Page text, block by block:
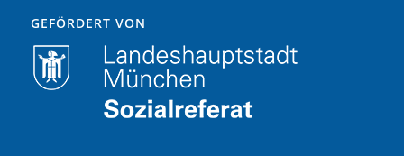
GEFÖRDERT VON